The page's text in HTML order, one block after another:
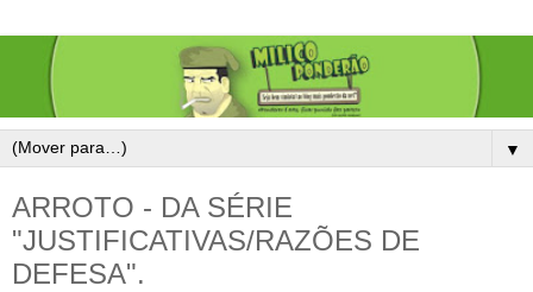
▼
ARROTO - DA SÉRIE
"JUSTIFICATIVAS/RAZÕES DE
DEFESA".